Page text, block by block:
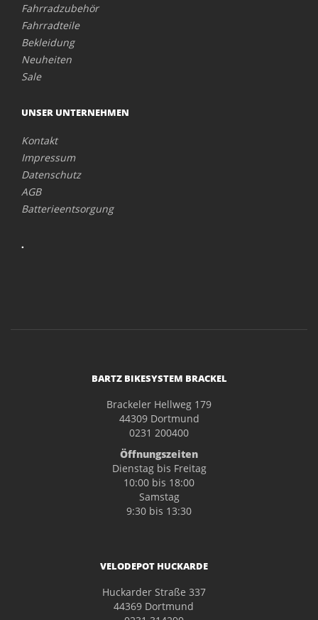
Fahrradzubehör
Fahrradteile
Bekleidung
Neuheiten
Sale
UNSER UNTERNEHMEN
Kontakt
Impressum
Datenschutz
AGB
Batterieentsorgung
.
BARTZ BIKESYSTEM BRACKEL
Brackeler Hellweg 179
44309 Dortmund
0231 200400
Öffnungszeiten
Dienstag bis Freitag
10:00 bis 18:00
Samstag
9:30 bis 13:30
VELODEPOT HUCKARDE
Huckarder Straße 337
44369 Dortmund